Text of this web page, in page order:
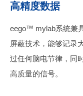
高精度数据
eego™ mylab系统兼
屏蔽技术，能够记录
过任何脑电节律，同
高质量的信号。